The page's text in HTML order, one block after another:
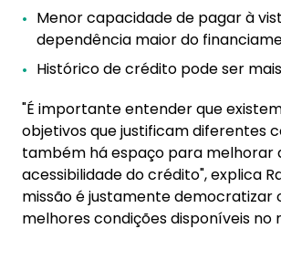
Menor capacidade de pagar à
dependência maior do
Histórico de crédito pode ser
"É importante entender que
objetivos que justificam diferentes
também há espaço para melhorar
acessibilidade do crédito", explica
missão é justamente democratizar
melhores condições disponíveis no